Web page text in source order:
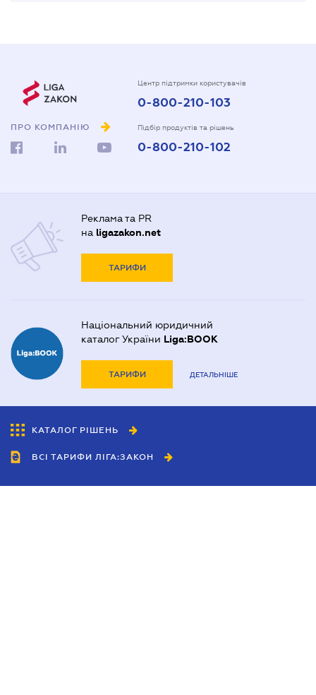
ПРО КОМПАНІЮ
Центр підтримки користувачів
0-800-210-103
Підбір продуктів та рішень
0-800-210-102
Реклама та PR
на ligazakon.net
ТАРИФИ
Національний юридичний
каталог України Liga:BOOK
ТАРИФИ ДЕТАЛЬНІШЕ
КАТАЛОГ РІШЕНЬ
ВСІ ТАРИФИ ЛІГА:ЗАКОН